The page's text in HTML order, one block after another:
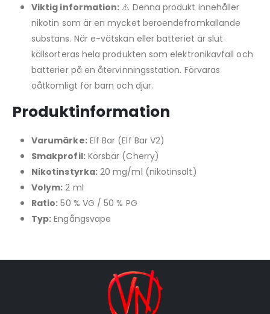
Viktig information: ⚠️ Denna produkt innehåller
nikotin som är en mycket beroendeframkallande
substans. När e-vätskan eller batteriet är slut
källsorteras hela produkten som elektronikavfall och
batterier på en återvinningsstation. Förvaras
oåtkomligt för barn och djur.
Produktinformation
Varumärke:Elf Bar (Elf Bar V2)
Smakprofil:Körsbär (Cherry)
Nikotinstyrka:20 mg/ml (nikotinsalt)
Volym: 2 ml
Ratio: 50 % VG / 50 % PG
Typ: Engångsvape